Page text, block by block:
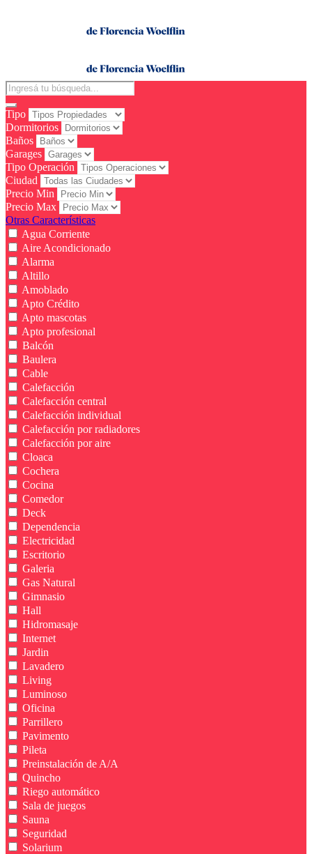
Tipo
Dormitorios
Baños
Garages
Tipo Operación
Ciudad
Precio Min
Precio Max
Otras Características
Agua Corriente
Aire Acondicionado
Alarma
Altillo
Amoblado
Apto Crédito
Apto mascotas
Apto profesional
Balcón
Baulera
Cable
Calefacción
Calefacción central
Calefacción individual
Calefacción por radiadores
Calefacción por aire
Cloaca
Cochera
Cocina
Comedor
Deck
Dependencia
Electricidad
Escritorio
Galeria
Gas Natural
Gimnasio
Hall
Hidromasaje
Internet
Jardin
Lavadero
Living
Luminoso
Oficina
Parrillero
Pavimento
Pileta
Preinstalación de A/A
Quincho
Riego automático
Sala de juegos
Sauna
Seguridad
Solarium